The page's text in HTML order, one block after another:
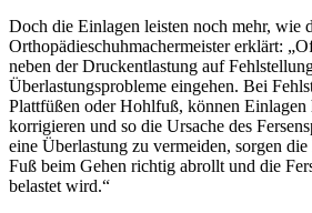
Doch die Einlagen leisten noch mehr, wie
Orthopädieschuhmachermeister erklärt:
neben der Druckentlastung auf
Überlastungsprobleme eingehen. Bei
Plattfüßen oder Hohlfuß, können Einlagen
korrigieren und so die Ursache des
eine Überlastung zu vermeiden, sorgen
Fuß beim Gehen richtig abrollt und die
belastet wird.“